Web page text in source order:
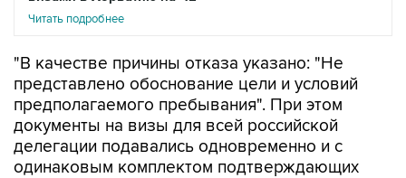
Читать подробнее
"В качестве причины отказа указано: "Не
представлено обоснование цели и условий
предполагаемого пребывания". При этом
документы на визы для всей российской
делегации подавались одновременно и с
одинаковым комплектом подтверждающих